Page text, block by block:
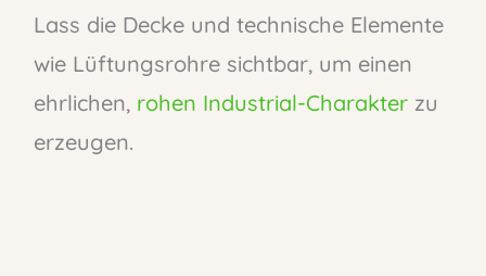
Lass die Decke und technische Elemente
wie Lüftungsrohre sichtbar, um einen
ehrlichen, rohen Industrial-Charakterzu
erzeugen.